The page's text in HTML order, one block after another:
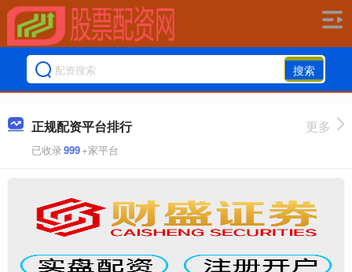
搜索
正规配资平台排行
已收录999+家平台
更多